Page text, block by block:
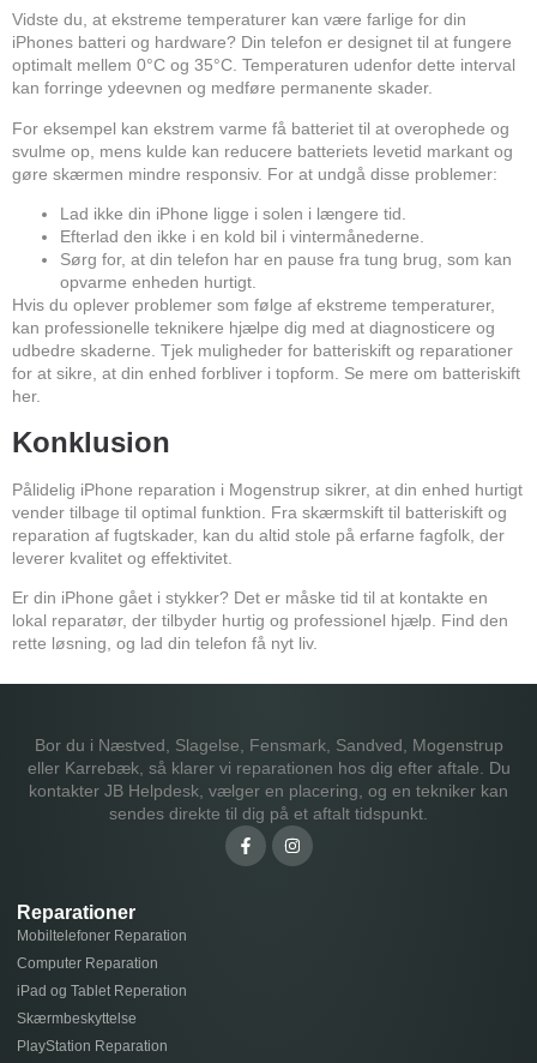
Vidste du, at ekstreme temperaturer kan være farlige for din
iPhones batteri og hardware? Din telefon er designet til at fungere
optimalt mellem 0°C og 35°C. Temperaturen udenfor dette interval
kan forringe ydeevnen og medføre permanente skader.
For eksempel kan ekstrem varme få batteriet til at overophede og
svulme op, mens kulde kan reducere batteriets levetid markant og
gøre skærmen mindre responsiv. For at undgå disse problemer:
Lad ikke din iPhone ligge i solen i længere tid.
Efterlad den ikke i en kold bil i vintermånederne.
Sørg for, at din telefon har en pause fra tung brug, som kan
opvarme enheden hurtigt.
Hvis du oplever problemer som følge af ekstreme temperaturer,
kan professionelle teknikere hjælpe dig med at diagnosticere og
udbedre skaderne. Tjek muligheder for batteriskift og reparationer
for at sikre, at din enhed forbliver i topform. Se mere om batteriskift
her.
Konklusion
Pålidelig iPhone reparation i Mogenstrup sikrer, at din enhed hurtigt
vender tilbage til optimal funktion. Fra skærmskift til batteriskift og
reparation af fugtskader, kan du altid stole på erfarne fagfolk, der
leverer kvalitet og effektivitet.
Er din iPhone gået i stykker? Det er måske tid til at kontakte en
lokal reparatør, der tilbyder hurtig og professionel hjælp. Find den
rette løsning, og lad din telefon få nyt liv.
Bor du i Næstved, Slagelse, Fensmark, Sandved, Mogenstrup
eller Karrebæk, så klarer vi reparationen hos dig efter aftale. Du
kontakter JB Helpdesk, vælger en placering, og en tekniker kan
sendes direkte til dig på et aftalt tidspunkt.
Reparationer
Mobiltelefoner Reparation
Computer Reparation
iPad og Tablet Reperation
Skærmbeskyttelse
PlayStation Reparation